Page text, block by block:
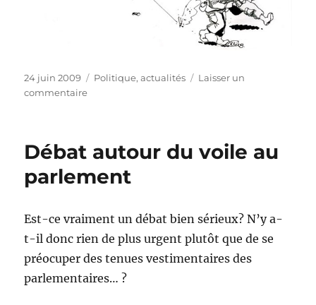
Publié
le
24 juin 2009 Catégories
Politique, actualités
Laisser un
commentairesur
des
en
Débat autour du voile au
parlement
Est-ce vraiment un débat bien sérieux? N’y a-
t-il donc rien de plus urgent plutôt que de se
préocuper des tenues vestimentaires des
parlementaires… ?